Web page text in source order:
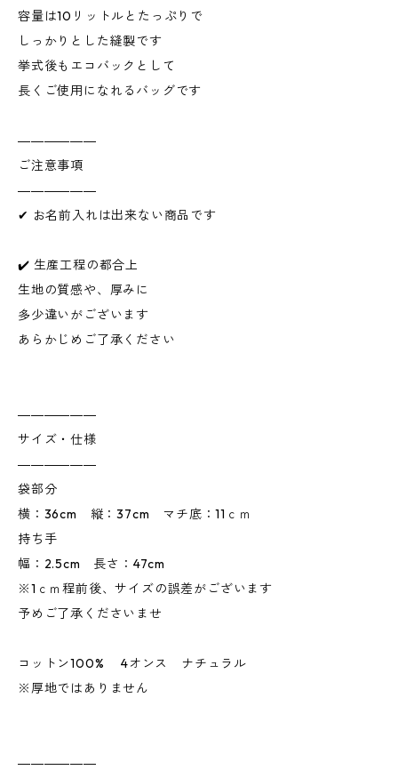
容量は10リットルとたっぷりで
しっかりとした縫製です
挙式後もエコバックとして
長くご使用になれるバッグです
――――――
ご注意事項
――――――
✔ お名前入れは出来ない商品です
✔️ 生産工程の都合上
生地の質感や、厚みに
多少違いがございます
あらかじめご了承ください
――――――
サイズ・仕様
――――――
袋部分
横：36cm 縦：37cm マチ底：11ｃｍ
持ち手
幅：2.5cm 長さ：47cm
※1ｃｍ程前後、サイズの誤差がございます
予めご了承くださいませ
コットン100% 4オンス ナチュラル
※厚地ではありません
――――――